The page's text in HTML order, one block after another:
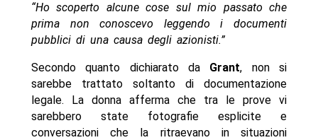
“Ho scoperto alcune cose sul mio passato che
prima non conoscevo leggendo i documenti
pubblici di una causa degli azionisti.”
Secondo quanto dichiarato da Grant, non si
sarebbe trattato soltanto di documentazione
legale. La donna afferma che tra le prove vi
sarebbero state fotografie esplicite e
conversazioni che la ritraevano in situazioni